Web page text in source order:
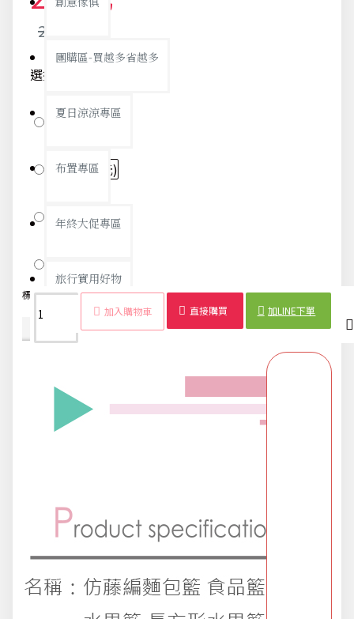
團購區-買越多省越多
夏日涼涼專區
布置專區
年終大促專區
旅行實用好物
汽機車用品
派對用品
父親節專頁
畢業狂歡季
213元
選擇尺寸
特大(+295元)
大(+180元)
中(+77元)
加入購物車 直接購買 加LINE下單
標籤： 麵包籃 仿藤編 水果籃 食品籃 長方形 竹籃 淺色 收納
商品詳情 配送時間